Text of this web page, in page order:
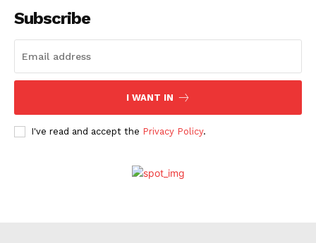
Subscribe
I WANT IN
I've read and accept the Privacy Policy.